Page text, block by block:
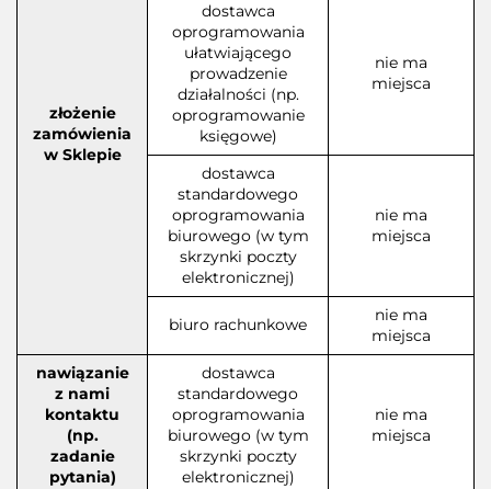
złożenie
zamówienia
w Sklepie
dostawca
oprogramowania
ułatwiającego
prowadzenie
działalności (np.
oprogramowanie
księgowe)
nie ma
miejsca
dostawca
standardowego
oprogramowania
biurowego (w tym
skrzynki poczty
elektronicznej)
nie ma
miejsca
biuro rachunkowe
nie ma
miejsca
nawiązanie
z nami
kontaktu
(np.
zadanie
pytania)
dostawca
standardowego
oprogramowania
biurowego (w tym
skrzynki poczty
elektronicznej)
nie ma
miejsca